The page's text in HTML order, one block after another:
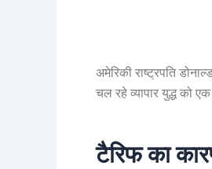
अमेरिकी राष्ट्रपति
चल रहे व्यापार युद्ध को
टैरिफ का